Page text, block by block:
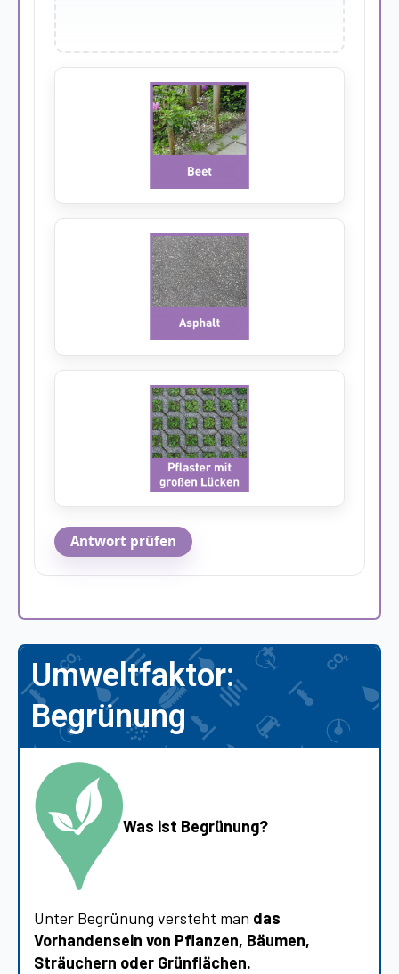
Antwort prüfen
Umweltfaktor:
Begrünung
Was ist Begrünung?
Unter Begrünung versteht man das
Vorhandensein von Pflanzen, Bäumen,
Sträuchern oder Grünflächen.